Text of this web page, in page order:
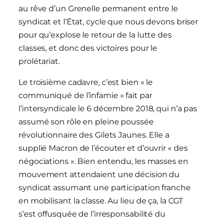
au rêve d’un Grenelle permanent entre le
syndicat et l’État, cycle que nous devons briser
pour qu’explose le retour de la lutte des
classes, et donc des victoires pour le
prolétariat.
Le troisième cadavre, c’est bien « le
communiqué de l’infamie » fait par
l’intersyndicale le 6 décembre 2018, qui n’a pas
assumé son rôle en pleine poussée
révolutionnaire des Gilets Jaunes. Elle a
supplié Macron de l’écouter et d’ouvrir « des
négociations ». Bien entendu, les masses en
mouvement attendaient une décision du
syndicat assumant une participation franche
en mobilisant la classe. Au lieu de ça, la CGT
s’est offusquée de l’irresponsabilité du